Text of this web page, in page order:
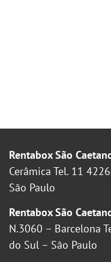
Rentabox São
Cerâmica Tel. 11
São Paulo
Rentabox São
N.3060 – Barcelona
do Sul – São Paulo